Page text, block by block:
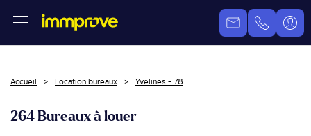
Accueil Location bureaux Yvelines - 78
264 Bureaux à louer